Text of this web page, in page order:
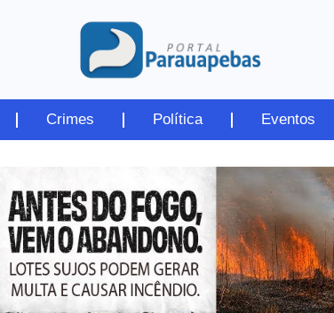
Crimes Política Eventos